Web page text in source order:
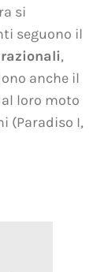
si
seguono il
,
anche il
loro moto
(Paradiso I,